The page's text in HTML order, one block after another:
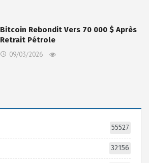
Bitcoin Rebondit Vers 70 000 $ Après
Retrait Pétrole
09/03/2026
55527
32156